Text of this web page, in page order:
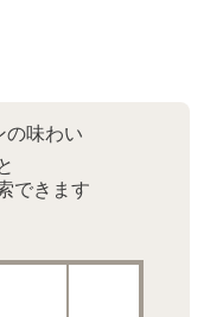
の味わい
できます